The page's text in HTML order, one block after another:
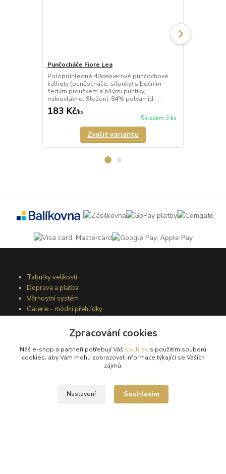
Punčocháče Fiore Lea
Poloprůhledné 40denierové punčochové
kalhoty (punčocháče, silonky) s bočním
šedým proužkem a bílými puntíky,
mikrovlákno. Složení: 84% polyamid, ...
183 Kč/ks
Skladem 3 ks
Zvolit variantu
Tabulky velikostí
Doprava a platba
Věrnostní systém
Galerie - módní přehlídky
Podmínky užití webového rozhraní
Obchodní podmínky
Zpracování cookies
Náš e-shop a partneři potřebují Váš souhlas s použitím souborů
cookies, aby Vám mohli zobrazovat informace týkající se Vašich
zájmů.
Nastavení Souhlasím